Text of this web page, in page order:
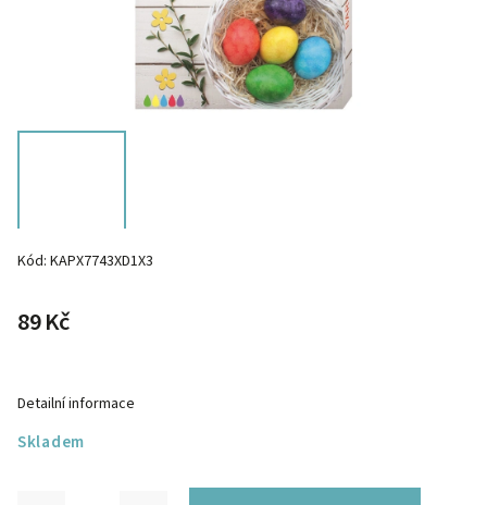
Kód: KAPX7743XD1X3
89 Kč
Skladem
Detailní informace